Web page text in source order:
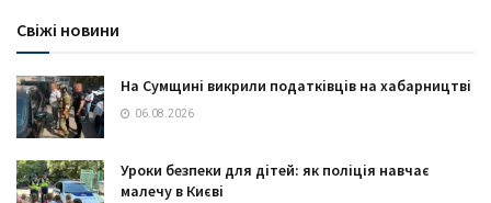
Свіжі новини
На Сумщині викрили податківців на хабарництві
06.08.2026
Уроки безпеки для дітей: як поліція навчає
малечу в Києві